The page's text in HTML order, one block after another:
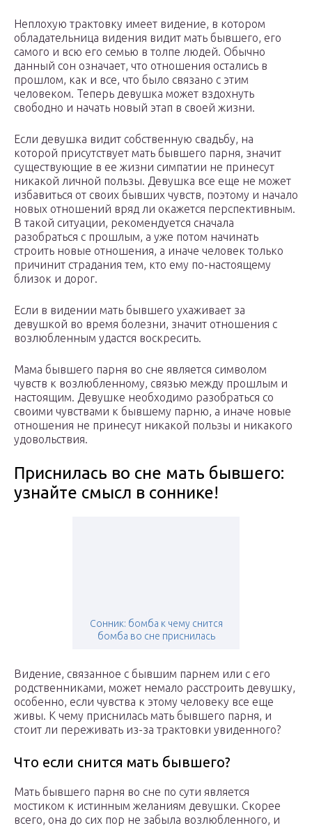
Неплохую трактовку имеет видение, в котором
обладательница видения видит мать бывшего, его
самого и всю его семью в толпе людей. Обычно
данный сон означает, что отношения остались в
прошлом, как и все, что было связано с этим
человеком. Теперь девушка может вздохнуть
свободно и начать новый этап в своей жизни.
Если девушка видит собственную свадьбу, на
которой присутствует мать бывшего парня, значит
существующие в ее жизни симпатии не принесут
никакой личной пользы. Девушка все еще не может
избавиться от своих бывших чувств, поэтому и начало
новых отношений вряд ли окажется перспективным.
В такой ситуации, рекомендуется сначала
разобраться с прошлым, а уже потом начинать
строить новые отношения, а иначе человек только
причинит страдания тем, кто ему по-настоящему
близок и дорог.
Если в видении мать бывшего ухаживает за
девушкой во время болезни, значит отношения с
возлюбленным удастся воскресить.
Мама бывшего парня во сне является символом
чувств к возлюбленному, связью между прошлым и
настоящим. Девушке необходимо разобраться со
своими чувствами к бывшему парню, а иначе новые
отношения не принесут никакой пользы и никакого
удовольствия.
Приснилась во сне мать бывшего:
узнайте смысл в соннике!
Сонник: бомба к чему снится
бомба во сне приснилась
Видение, связанное с бывшим парнем или с его
родственниками, может немало расстроить девушку,
особенно, если чувства к этому человеку все еще
живы. К чему приснилась мать бывшего парня, и
стоит ли переживать из-за трактовки увиденного?
Что если снится мать бывшего?
Мать бывшего парня во сне по сути является
мостиком к истинным желаниям девушки. Скорее
всего, она до сих пор не забыла возлюбленного, и